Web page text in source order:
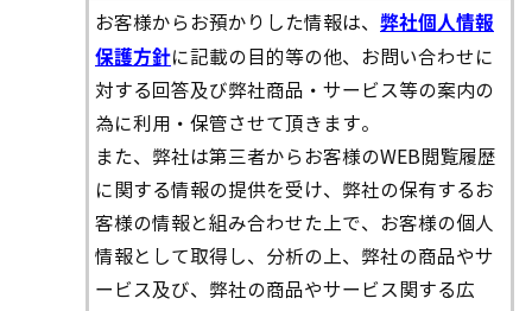
お客様からお預かりした情報は、 弊社個人情報
保護方針に記載の目的等の他、お問い合わせに
対する回答及び弊社商品・サービス等の案内の
為に利用・保管させて頂きます。
また、弊社は第三者からお客様のWEB閲覧履歴
に関する情報の提供を受け、弊社の保有するお
客様の情報と組み合わせた上で、お客様の個人
情報として取得し、分析の上、弊社の商品やサ
ービス及び、弊社の商品やサービス関する広